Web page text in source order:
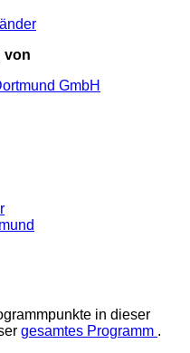
von
in dieser
gesamtes Programm .